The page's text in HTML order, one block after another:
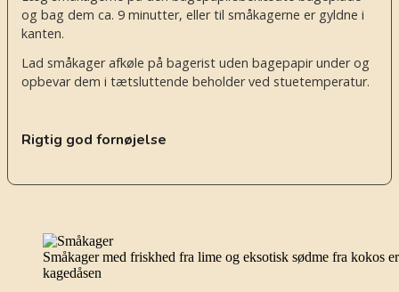
og bag dem ca. 9 minutter, eller til småkagerne er gyldne i
kanten.
Lad småkager afkøle på bagerist uden bagepapir under og
opbevar dem i tætsluttende beholder ved stuetemperatur.
Rigtig god fornøjelse
Småkager med friskhed fra lime og eksotisk sødme fra kokos
kagedåsen